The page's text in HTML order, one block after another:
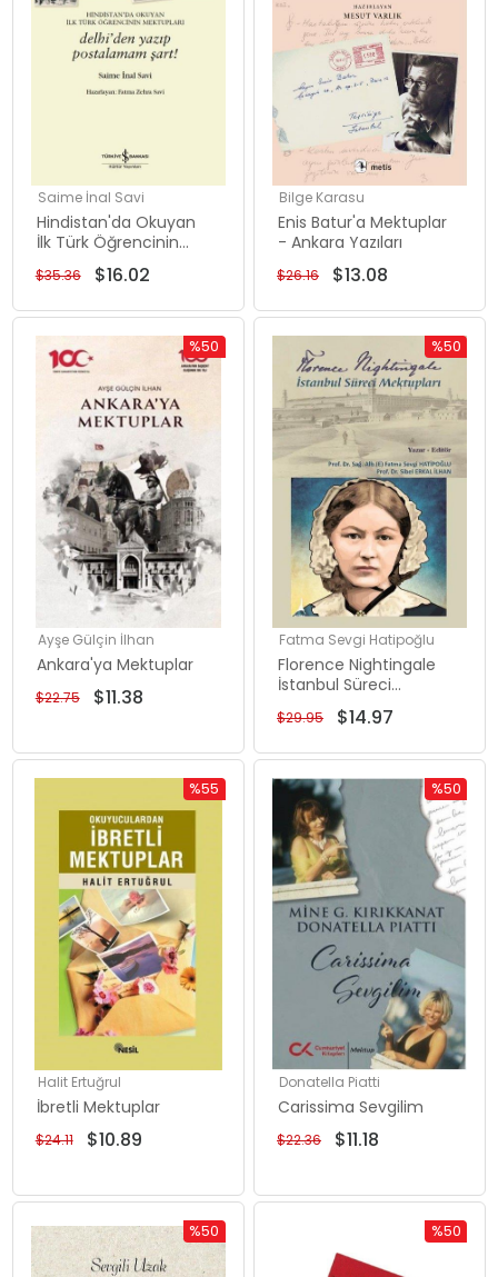
Saime İnal Savi
Hindistan'da Okuyan
İlk Türk Öğrencinin
Mektupları - Delhi'den
Yazıp Postalamam
$16.02
$35.36
Bilge Karasu
Enis Batur'a Mektuplar
- Ankara Yazıları
$13.08
$26.16
Ayşe Gülçin İlhan
Ankara'ya Mektuplar
$11.38
$22.75
%50
İndirim
Fatma Sevgi Hatipoğlu
Florence Nightingale
İstanbul Süreci
Mektupları$14.97
$29.95
%50
İndirim
Halit Ertuğrul
İbretli Mektuplar
$10.89
$24.11
%55
İndirim
Donatella Piatti
Carissima Sevgilim
$11.18
$22.36
%50
İndirim
%50
İndirim
%50